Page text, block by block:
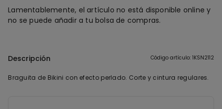
Lamentablemente, el artículo no está disponible online y
no se puede añadir a tu bolsa de compras.
Descripción Código artículo: 1KSN2112
Braguita de Bikini con efecto perlado. Corte y cintura regulares.